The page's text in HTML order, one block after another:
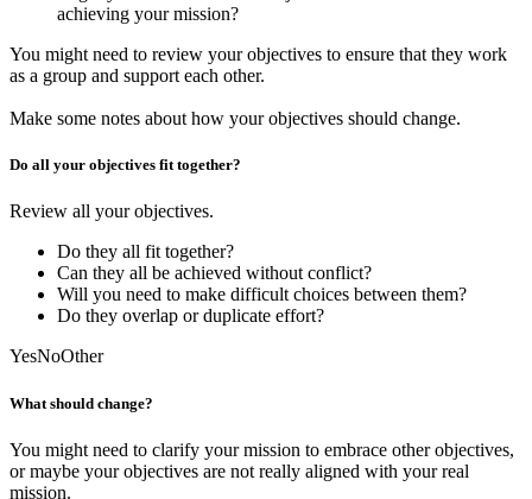
achieving your mission?
You might need to review your objectives to ensure that they work
as a group and support each other.
Make some notes about how your objectives should change.
Do all your objectives fit together?
Review all your objectives.
Do they all fit together?
Can they all be achieved without conflict?
Will you need to make difficult choices between them?
Do they overlap or duplicate effort?
YesNoOther
What should change?
You might need to clarify your mission to embrace other objectives,
or maybe your objectives are not really aligned with your real
mission.